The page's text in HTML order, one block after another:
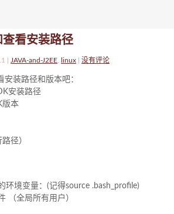
看安装路径
| JAVA-and-J2EE linux 没有评论
装路径和版本吧：
安装路径
版本
径）
环境变量：(记得source .bash_profile)
（全局所有用户）